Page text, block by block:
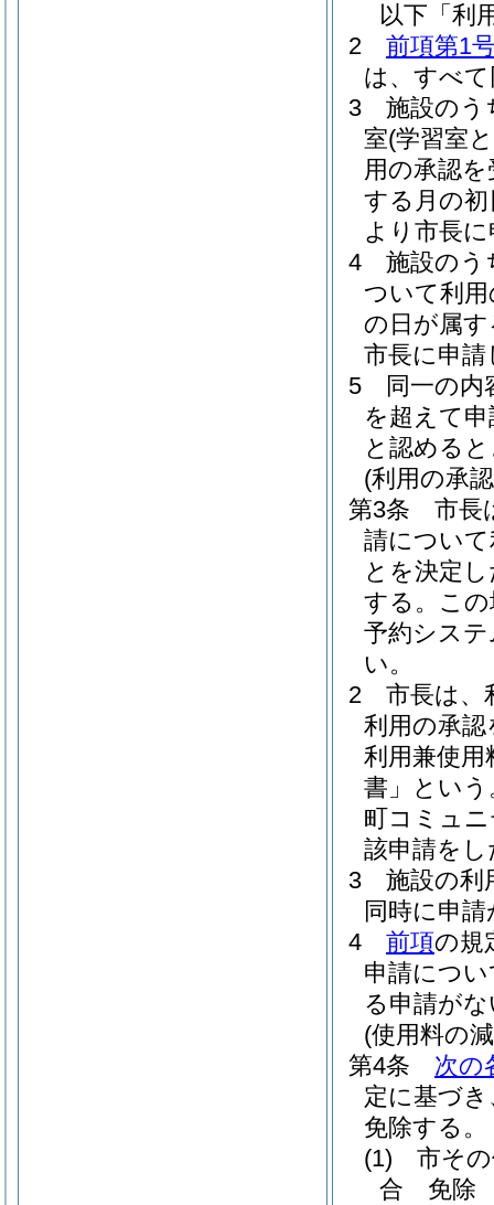
以下「利
2
前項第1
は、すべ
3
施設のう
室(学習室
用の承認
する月の
より市長
4
施設のう
ついて利
の日が属
市長に申
5
同一の
を超えて
と認める
(利用の承
第3条
市長
請につい
とを決定
する。 こ
予約シス
い。
2
市長は、
利用の承
利用兼使用
書」という
町コミュ
該申請を
3
施設の利
同時に申
4
前項の規
申請につ
る申請が
(使用料の
第4条
次の
定に基づき
免除する。
(1)
市そ
合 免除